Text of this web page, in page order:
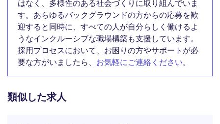
はなく、多様性のある社会づくりに取り組んでいま
す。あらゆるバックグラウンドの方からの応募を歓
迎すると同時に、すべての人が自分らしく働けるよ
うなインクルーシブな職場構築も支援しています。
採用プロセスにおいて、お困りの方やサポートが必
要な方がいましたら、 お気軽にご連絡ください。
類似した求人